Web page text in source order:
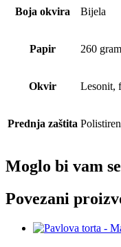
Boja okvira Bijela
Papir 260
Okvir Lesonit,
Prednja zaštita
Moglo bi vam
Povezani